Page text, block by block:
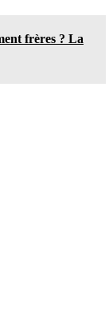
frères ? La